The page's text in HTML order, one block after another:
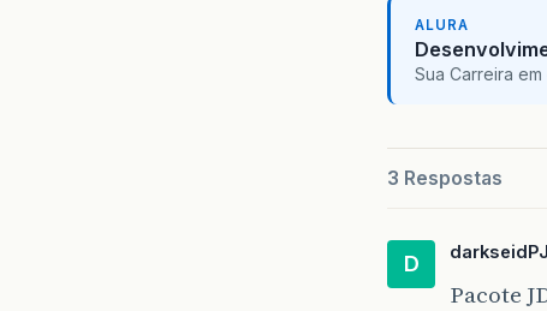
ALURA
Sua Carreira
3 Respostas
D darkseidPJ
Pacote